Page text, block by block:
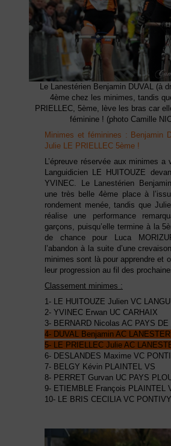
Le Lanestérien Benjamin DUVAL (à
4ème chez les minimes, tandis
PRIELLEC, 5ème, lève les bras car
féminine ! (photo Camille
Minimes et féminines : Benjamin
Julie LE PRIELLEC 5ème !
L’épreuve réservée aux minimes a
Languidicien LE HUITOUZE
YVINEC. Le Lanestérien
une très belle 4ème place à
rondement menée, tandis que
réalise une performance
garçons, puisqu’elle termine à la
de chance pour Luca
l’abandon à la suite d’une
minimes sont là pour apprendre et
leur progression au fil des
Classement minimes :
1- LE HUITOUZE Julien VC
2- YVINEC Erwan UC CARHAIX
3- BERNARD Nicolas AC PAYS DE
4- DUVAL Benjamin AC
5- LE PRIELLEC Julie AC
6- DESLANDES Maxime VC
7- BELGY Kévin PLAINTEL VS
8- PERRET Gurvan UC PAYS
9- ETIEMBLE François PLAINTEL
10- LE BRIS CECILIA VC PONTIVY